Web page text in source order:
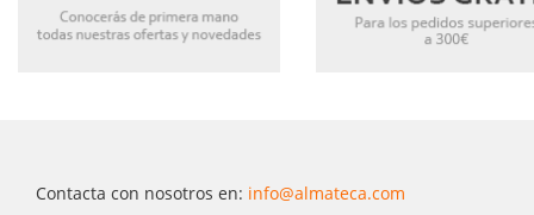
Contacta con nosotros en: info@almateca.com